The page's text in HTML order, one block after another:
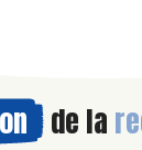
de la